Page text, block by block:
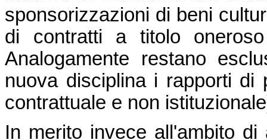
sponsorizzazioni di beni
di contratti a titolo
Analogamente restano
nuova disciplina i rapporti di
contrattuale e non
In merito invece all'ambito